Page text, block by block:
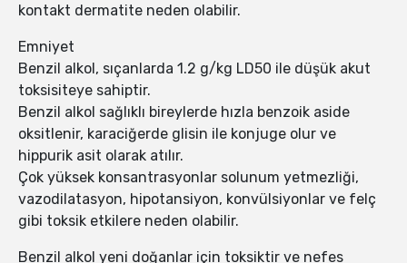
kontakt dermatite neden olabilir.
Emniyet
Benzil alkol, sıçanlarda 1.2 g/kg LD50 ile düşük akut
toksisiteye sahiptir.
Benzil alkol sağlıklı bireylerde hızla benzoik aside
oksitlenir, karaciğerde glisin ile konjuge olur ve
hippurik asit olarak atılır.
Çok yüksek konsantrasyonlar solunum yetmezliği,
vazodilatasyon, hipotansiyon, konvülsiyonlar ve felç
gibi toksik etkilere neden olabilir.
Benzil alkol yeni doğanlar için toksiktir ve nefes